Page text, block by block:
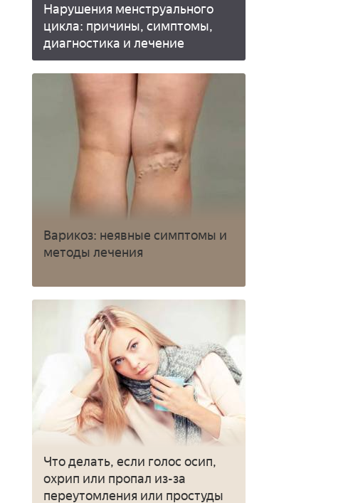
Нарушения менструального
цикла: причины, симптомы,
диагностика и лечение
Варикоз: неявные симптомы и
методы лечения
Что делать, если голос осип,
охрип или пропал из-за
переутомления или простуды